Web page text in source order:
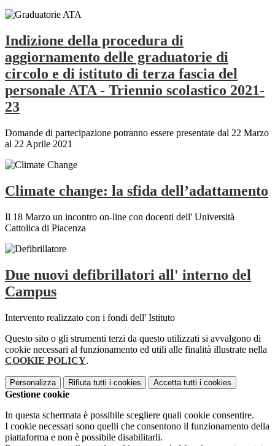
Indizione della procedura di
aggiornamento delle graduatorie di
circolo e di istituto di terza fascia del
personale ATA - Triennio scolastico 2021-
23
Domande di partecipazione potranno essere presentate dal 22 Marzo
al 22 Aprile 2021
Climate change: la sfida dell’adattamento
Il 18 Marzo un incontro on-line con docenti dell' Università
Cattolica di Piacenza
Due nuovi defibrillatori all' interno del
Campus
Intervento realizzato con i fondi dell' Istituto
Questo sito o gli strumenti terzi da questo utilizzati si avvalgono di
cookie necessari al funzionamento ed utili alle finalità illustrate nella
COOKIE POLICY.
Personalizza Rifiuta tutti i cookies Accetta tutti i cookies
Gestione cookie
In questa schermata è possibile scegliere quali cookie consentire.
I cookie necessari sono quelli che consentono il funzionamento della
piattaforma e non è possibile disabilitarli.